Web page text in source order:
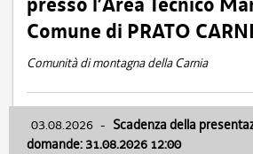
Comune di PRATO
Comunità di montagna della Carnia
03.08.2026 - Scadenza della
domande: 31.08.2026 12:00